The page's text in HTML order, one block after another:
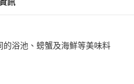
浴池、螃蟹及海鮮等美味料